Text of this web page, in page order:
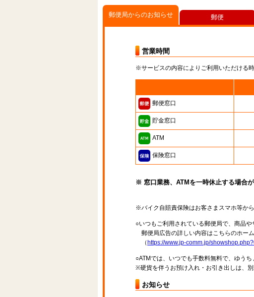
郵便局からのお知らせ
営業時間
※サービスの内容によりご利用いただける
郵便窓口
貯金窓口
ATM
保険窓口
※ 窓口業務、ATMを一時休止する場合が
※バイク自賠責保険はお客さまスマホ等か
○いつもご利用されている郵便局で、商品
郵便局広告の詳しい内容はこちらのホー
（ https://www.jp-comm.jp/
○ATMでは、いつでも手数料無料で、ゆう
※硬貨を伴うお預け入れ・お引き出しは、別
お知らせ
郵便